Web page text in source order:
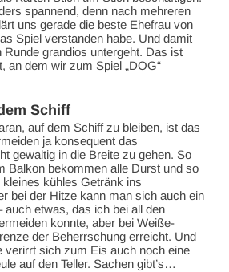
spannend, denn nach mehreren
uns gerade die beste Ehefrau von
Spiel verstanden habe. Und damit
Runde grandios untergeht. Das ist
an dem wir zum Spiel „DOG“
Schiff
auf dem Schiff zu bleiben, ist das
ja konsequent das
gewaltig in die Breite zu gehen. So
Balkon bekommen alle Durst und so
kühles Getränk ins
bei der Hitze kann man sich auch ein
auch etwas, das ich bei all den
konnte, aber bei Weiße-
der Beherrschung erreicht. Und
verirrt sich zum Eis auch noch eine
auf den Teller. Sachen gibt’s…